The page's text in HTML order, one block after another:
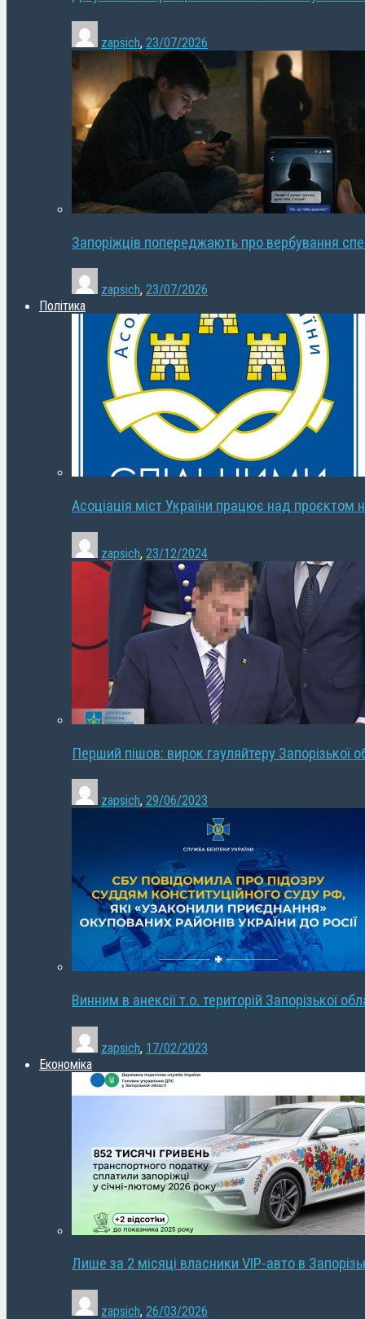
zapsich, 23/07/2026
Запоріжців попереджають про вербування
zapsich, 23/07/2026
Політика
Асоціація міст України працює над проєктом
zapsich, 23/12/2024
Перший пішов: вирок гауляйтеру Запорізької
zapsich, 29/06/2023
Винним в анексії т.о. територій Запорізької
zapsich, 17/02/2023
Економіка
Лише за 2 місяці власники VIP-авто в
zapsich, 26/03/2026